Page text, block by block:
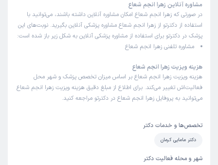
مشاوره آنلاین زهرا انجم شعاع
در صورتی که زهرا انجم شعاع امکان مشاوره آنلاین داشته باشند، می‌توانید با
استفاده از دکترتو از زهرا انجم شعاع مشاوره پزشکی آنلاین بگیرید. نوبت‌های این
پزشک در دکترتو برای استفاده از مشاوره پزشکی آنلاین به شکل زیر باز شده است:
مشاوره تلفنی زهرا انجم شعاع
هزینه ویزیت زهرا انجم شعاع
هزینه ویزیت زهرا انجم شعاع بر اساس میزان تخصص پزشک و شهر محل
فعالیت‌اش تغییر می‌کند. برای اطلاع از مبلغ دقیق هزینه ویزیت زهرا انجم شعاع
می‌توانید به پروفایل زهرا انجم شعاع در دکترتو مراجعه کنید.
تخصص‌ها و خدمات دکتر
دکتر مامایی کرمان
شهر و محله فعالیت دکتر